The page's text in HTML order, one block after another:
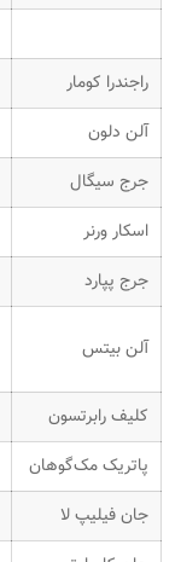
راجندرا کومار
آلن دلون
جرج سیگال
اسکار ورنر
جرج پپارد
آلن بیتس
کلیف رابرتسون
پاتریک مک‌گوهان
جان فیلیپ لا